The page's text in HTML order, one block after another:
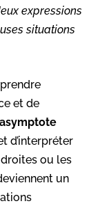
expressions
situations
et de
asymptote
d’interpréter
ou les
un